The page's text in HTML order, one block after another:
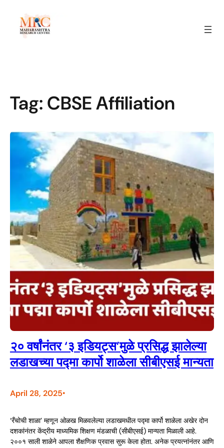
Tag: CBSE Affiliation
२० वर्षांनंतर ‘३ इडियट्स’मुळे प्रसिद्ध झालेल्या
लडाखच्या पद्मा कार्पो शाळेला सीबीएसई मान्यता
April 28, 2025•
‘रँचोची शाळा’ म्हणून ओळख मिळवलेल्या लडाखमधील पद्मा कार्पो शाळेला अखेर दोन
दशकांनंतर केंद्रीय माध्यमिक शिक्षण मंडळाची (सीबीएसई) मान्यता मिळाली आहे.
२००१ साली शाळेने आपला शैक्षणिक प्रवास सुरू केला होता. अनेक प्रयत्नांनंतर आणि